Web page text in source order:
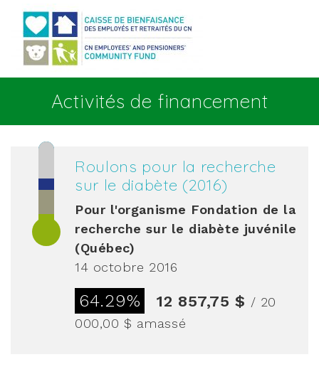
Activités de financement
Roulons pour la recherche
sur le diabète (2016)
Pour l'organisme Fondation de la
recherche sur le diabète juvénile
(Québec)
14 octobre 2016
64.29% 12 857,75 $ / 20
000,00 $ amassé